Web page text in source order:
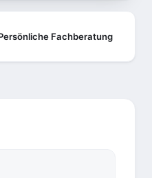
Fachberatung